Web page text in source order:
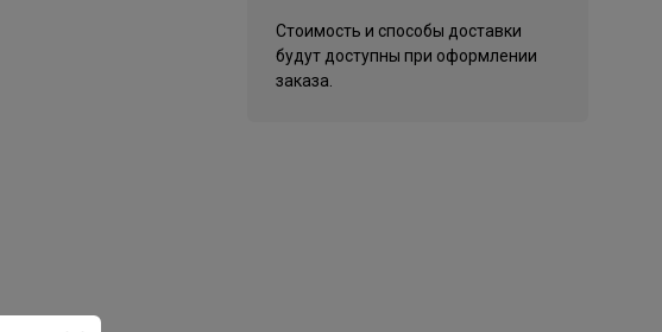
Стоимость и способы доставки
будут доступны при оформлении
заказа.